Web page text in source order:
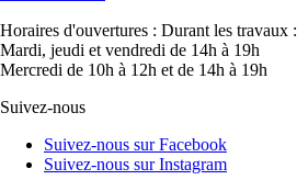
Horaires d'ouvertures : Durant les travaux :
Mardi, jeudi et vendredi de 14h à 19h
Mercredi de 10h à 12h et de 14h à 19h
Suivez-nous
Suivez-nous sur Facebook
Suivez-nous sur Instagram